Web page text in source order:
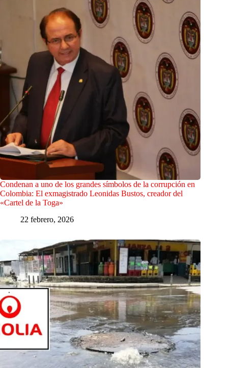
Condenan a uno de los grandes símbolos de la corrupción en
Colombia: El exmagistrado Leonidas Bustos, creador del
«Cartel de la Toga»
22 febrero, 2026